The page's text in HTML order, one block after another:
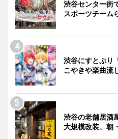
渋谷センター街
スポーツチーム
渋谷にすとぷり
こやきや楽曲流
渋谷の老舗居酒
大規模改装、朝